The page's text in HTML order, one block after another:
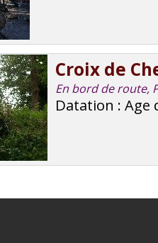
Croix de
En bord de route,
Datation : Age